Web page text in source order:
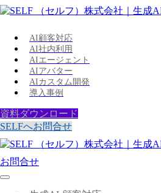
AI顧客対応
AI社内利用
AIエージェント
AIアバター
AIカスタム開発
導入事例
資料ダウンロード
SELFへお問合せ
お問合せ